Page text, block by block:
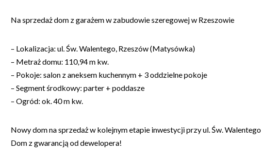
Na sprzedaż dom z garażem w zabudowie szeregowej w Rzeszowie
– Lokalizacja: ul. Św. Walentego, Rzeszów (Matysówka)
– Metraż domu: 110,94 m kw.
– Pokoje: salon z aneksem kuchennym + 3 oddzielne pokoje
– Segment środkowy: parter + poddasze
– Ogród: ok. 40 m kw.
Nowy dom na sprzedaż w kolejnym etapie inwestycji przy ul. Św. Walentego
Dom z gwarancją od dewelopera!